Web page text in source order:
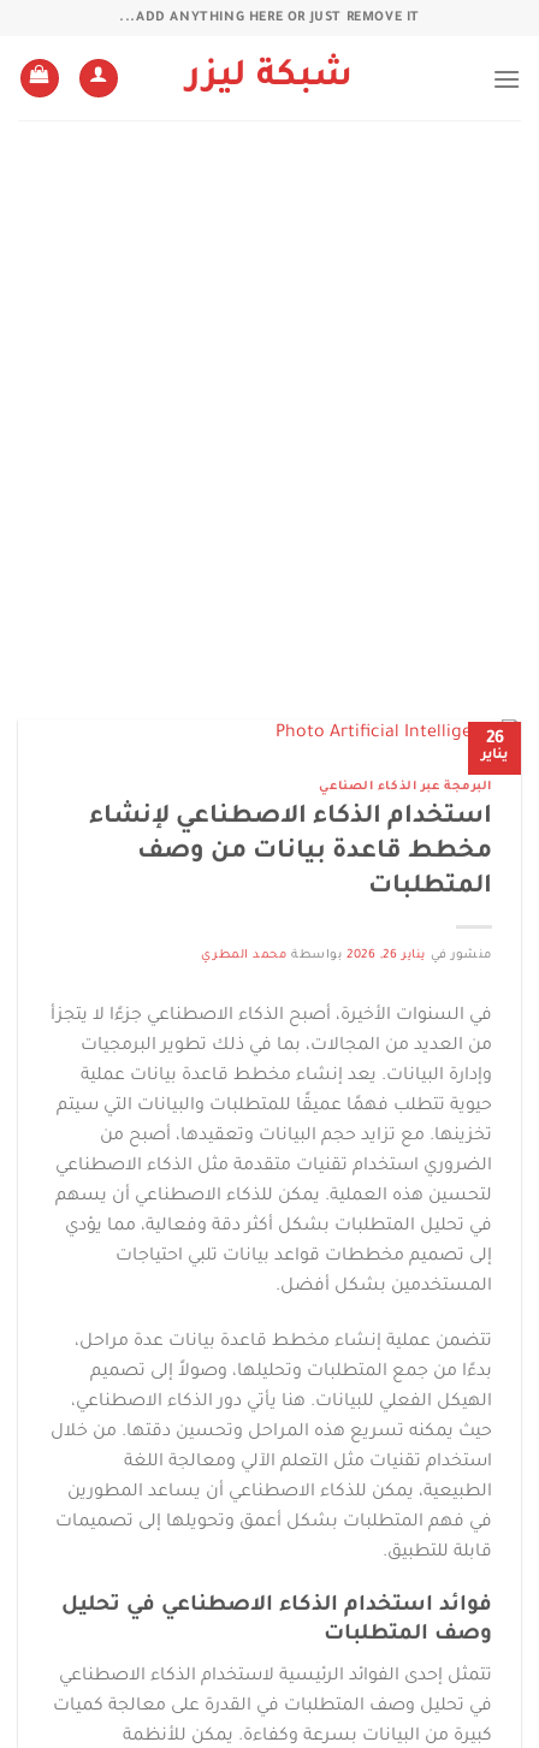
ADD ANYTHING HERE OR JUST REMOVE IT...
شبكة ليزر
26
يناير
البرمجة عبر الذكاء الصناعي
استخدام الذكاء الاصطناعي لإنشاء
مخطط قاعدة بيانات من وصف
المتطلبات
منشور في يناير 26, 2026 بواسطة محمد المطري
في السنوات الأخيرة، أصبح الذكاء الاصطناعي جزءًا لا يتجزأ
من العديد من المجالات، بما في ذلك تطوير البرمجيات
وإدارة البيانات. يعد إنشاء مخطط قاعدة بيانات عملية
حيوية تتطلب فهمًا عميقًا للمتطلبات والبيانات التي سيتم
تخزينها. مع تزايد حجم البيانات وتعقيدها، أصبح من
الضروري استخدام تقنيات متقدمة مثل الذكاء الاصطناعي
لتحسين هذه العملية. يمكن للذكاء الاصطناعي أن يسهم
في تحليل المتطلبات بشكل أكثر دقة وفعالية، مما يؤدي
إلى تصميم مخططات قواعد بيانات تلبي احتياجات
المستخدمين بشكل أفضل.
تتضمن عملية إنشاء مخطط قاعدة بيانات عدة مراحل،
بدءًا من جمع المتطلبات وتحليلها، وصولاً إلى تصميم
الهيكل الفعلي للبيانات. هنا يأتي دور الذكاء الاصطناعي،
حيث يمكنه تسريع هذه المراحل وتحسين دقتها. من خلال
استخدام تقنيات مثل التعلم الآلي ومعالجة اللغة
الطبيعية، يمكن للذكاء الاصطناعي أن يساعد المطورين
في فهم المتطلبات بشكل أعمق وتحويلها إلى تصميمات
قابلة للتطبيق.
فوائد استخدام الذكاء الاصطناعي في تحليل
وصف المتطلبات
تتمثل إحدى الفوائد الرئيسية لاستخدام الذكاء الاصطناعي
في تحليل وصف المتطلبات في القدرة على معالجة كميات
كبيرة من البيانات بسرعة وكفاءة. يمكن للأنظمة